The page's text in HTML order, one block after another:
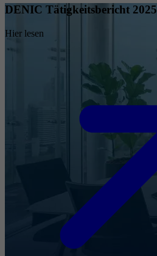
DENIC Tätigkeitsbericht 2025
Hier lesen